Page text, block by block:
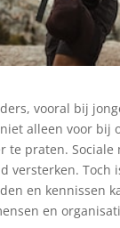
vooral bij
alleen voor bij
praten.
versterken.
en kennissen
en